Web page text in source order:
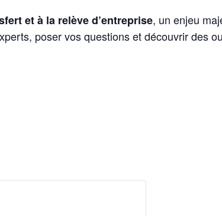
et à la relève d’entreprise, un enjeu
poser vos questions et découvrir des